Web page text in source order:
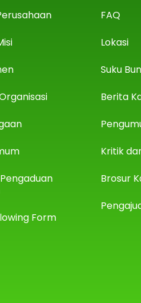
Form
FAQ
Lokasi
Suku
Berita
Kritik
Brosur